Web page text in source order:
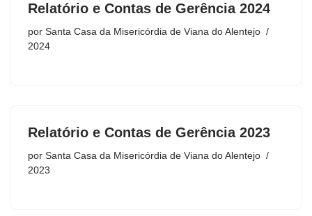
Relatório e Contas de Gerência 2024
por Santa Casa da Misericórdia de Viana do Alentejo
2024
Relatório e Contas de Gerência 2023
por Santa Casa da Misericórdia de Viana do Alentejo
2023